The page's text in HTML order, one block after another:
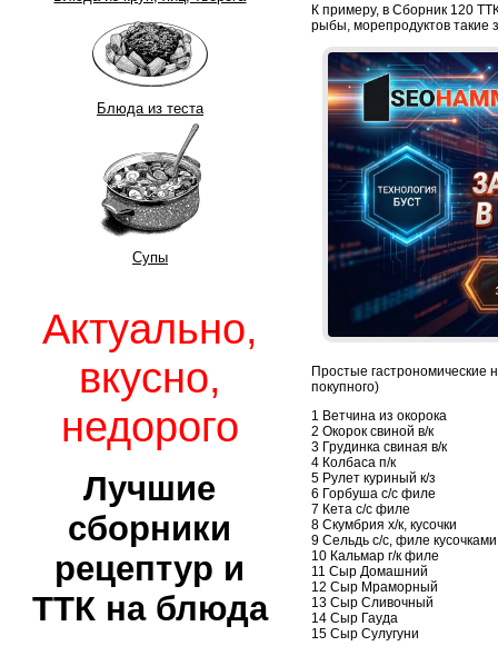
Блюда из теста
Супы
Актуально,
вкусно,
недорого
Лучшие
сборники
рецептур и
ТТК на блюда
К примеру, в Сборник 120
рыбы, морепродуктов такие
Простые гастрономические
покупного)
1 Ветчина из окорока
2 Окорок свиной в/к
3 Грудинка свиная в/к
4 Колбаса п/к
5 Рулет куриный к/з
6 Горбуша с/с филе
7 Кета с/с филе
8 Скумбрия х/к, кусочки
9 Сельдь с/с, филе кусочками
10 Кальмар г/к филе
11 Сыр Домашний
12 Сыр Мраморный
13 Сыр Сливочный
14 Сыр Гауда
15 Сыр Сулугуни